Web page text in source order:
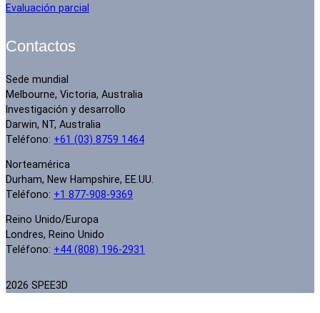
Evaluación parcial
Contactos
Sede mundial
Melbourne, Victoria, Australia
Investigación y desarrollo
Darwin, NT, Australia
Teléfono: +61 (03) 8759 1464
Norteamérica
Durham, New Hampshire, EE.UU.
Teléfono: +1 877-908-9369
Reino Unido/Europa
Londres, Reino Unido
Teléfono: +44 (808) 196-2931
2026 SPEE3D